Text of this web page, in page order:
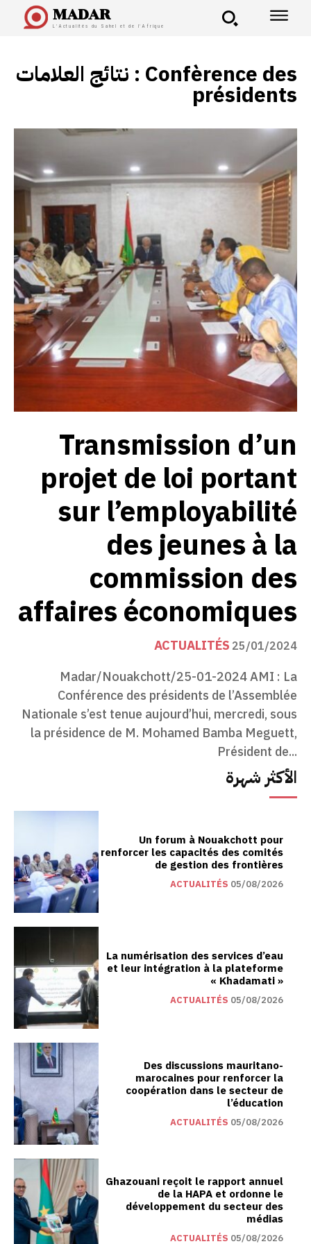
MADAR
L'Actualités du Sahel et de l'Afrique
نتائج العلامات : Confèrence des
présidents
Transmission d’un
projet de loi portant
sur l’employabilité
des jeunes à la
commission des
affaires économiques
ACTUALITÉS 25/01/2024
Madar/Nouakchott/25-01-2024 AMI : La
Conférence des présidents de l’Assemblée
Nationale s’est tenue aujourd’hui, mercredi, sous
la présidence de M. Mohamed Bamba Meguett,
Président de...
الأكثر شهرة
Un forum à Nouakchott pour
renforcer les capacités des comités
de gestion des frontières
ACTUALITÉS 05/08/2026
La numérisation des services d’eau
et leur intégration à la plateforme
« Khadamati »
ACTUALITÉS 05/08/2026
Des discussions mauritano-
marocaines pour renforcer la
coopération dans le secteur de
l’éducation
ACTUALITÉS 05/08/2026
Ghazouani reçoit le rapport annuel
de la HAPA et ordonne le
développement du secteur des
médias
ACTUALITÉS 05/08/2026